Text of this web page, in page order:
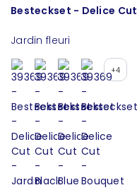
Besteckset - Delice Cut
Jardin fleuri
+4